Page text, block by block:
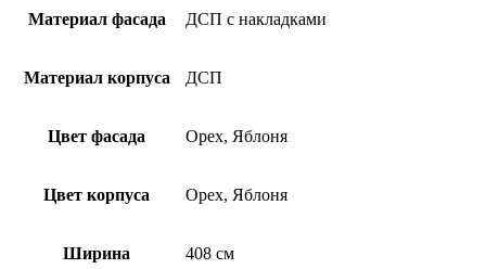
Материал фасада ДСП с накладками
Материал корпуса ДСП
Цвет фасада Орех, Яблоня
Цвет корпуса Орех, Яблоня
Ширина 408 см